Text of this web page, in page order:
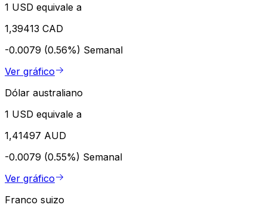
1 USD equivale a
1,39413 CAD
-0.0079 (0.56%) Semanal
Ver gráfico
Dólar australiano
1 USD equivale a
1,41497 AUD
-0.0079 (0.55%) Semanal
Ver gráfico
Franco suizo